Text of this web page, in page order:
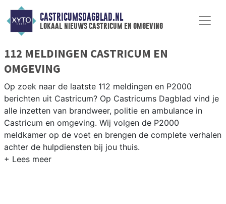
CASTRICUMSDAGBLAD.NL
lokaal nieuws castricum en omgeving
112 MELDINGEN CASTRICUM EN
OMGEVING
Op zoek naar de laatste 112 meldingen en P2000
berichten uit Castricum? Op Castricums Dagblad vind je
alle inzetten van brandweer, politie en ambulance in
Castricum en omgeving. Wij volgen de P2000
meldkamer op de voet en brengen de complete verhalen
achter de hulpdiensten bij jou thuis.